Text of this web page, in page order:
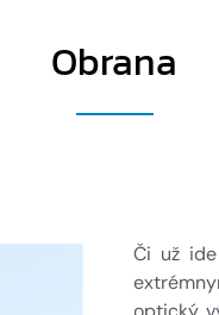
Obrana
Či už